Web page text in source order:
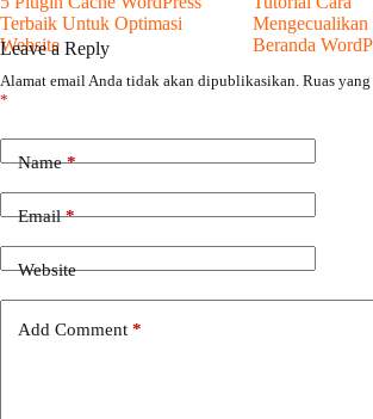
Terbaik Untuk Optimasi
Website
Mengecualikan
Beranda
Leave a Reply
Alamat email Anda tidak akan dipublikasikan. Ruas
*
Name*
Email*
Website
Add Comment *